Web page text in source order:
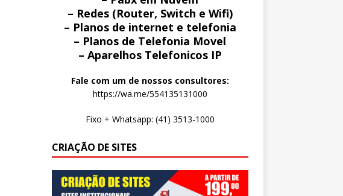
– Redes (Router, Switch e Wifi)
– Planos de internet e telefonia
– Planos de Telefonia Movel
– Aparelhos Telefonicos IP
Fale com um de nossos consultores:
https://wa.me/554135131000
Fixo + Whatsapp: (41) 3513-1000
CRIAÇÃO DE SITES